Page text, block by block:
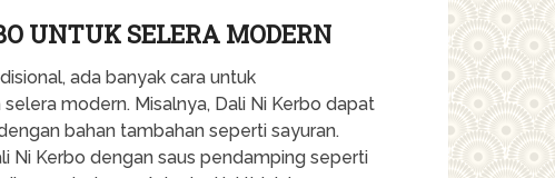
UNTUK SELERA MODERN
ada banyak cara untuk
modern. Misalnya, Dali Ni Kerbo dapat
bahan tambahan seperti sayuran.
Ni Kerbo dengan saus pendamping seperti